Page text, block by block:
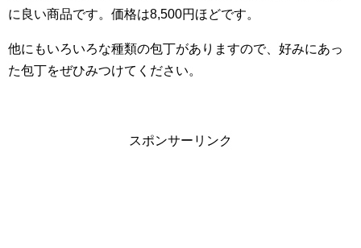
に良い商品です。価格は8,500円ほどです。
他にもいろいろな種類の包丁がありますので、好みにあっ
た包丁をぜひみつけてください。
スポンサーリンク